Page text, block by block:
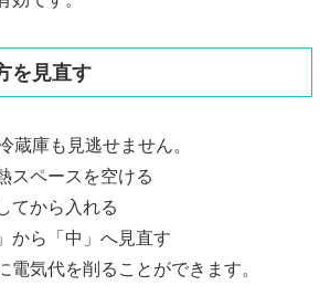
を見直す
蔵庫も見逃せません。
スペースを空ける
てから入れる
から「中」へ見直す
電気代を削ることができます。